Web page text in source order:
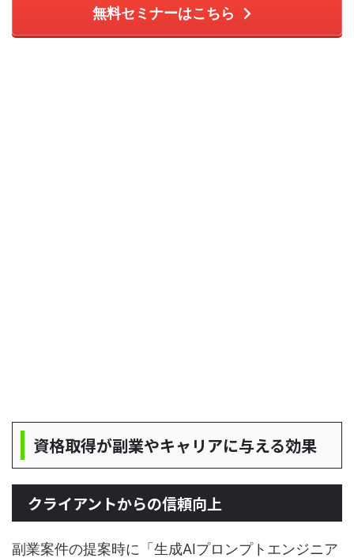
無料セミナーはこちら
資格取得が副業やキャリアに与える効果
クライアントからの信頼向上
副業案件の提案時に「生成AIプロンプトエンジニア